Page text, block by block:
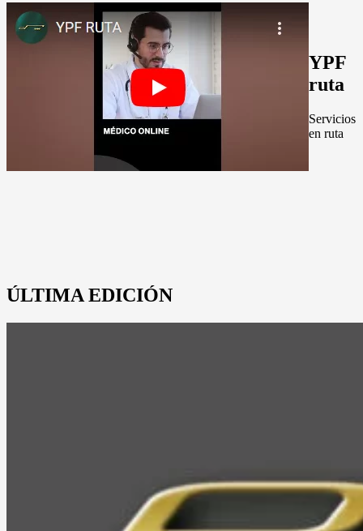
YPF
ruta
Servicios
en ruta
ÚLTIMA EDICIÓN